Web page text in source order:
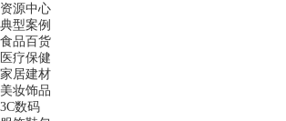
资源中心
典型案例
食品百货
医疗保健
家居建材
美妆饰品
3C数码